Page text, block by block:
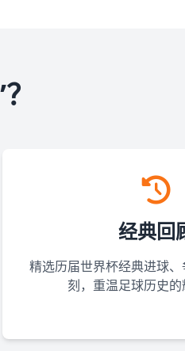
经典回
精选历届世界杯经典进球
刻，重温足球历史的